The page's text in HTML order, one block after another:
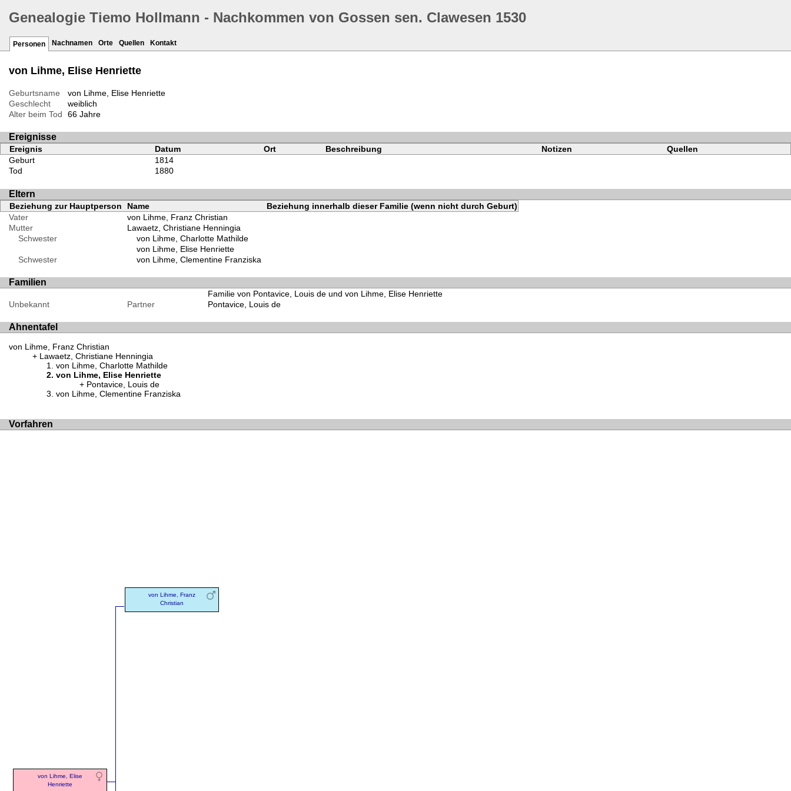
Genealogie Tiemo Hollmann - Nachkommen von Gossen sen. Clawesen 1530
Personen Nachnamen Orte Quellen Kontakt
von Lihme, Elise Henriette
Geburtsname
von Lihme, Elise Henriette
Geschlecht
weiblich
Alter beim Tod
66 Jahre
Ereignisse
Ereignis Datum Ort Beschreibung Notizen
Quellen
Geburt
1814
Tod
1880
Eltern
Beziehung zur Hauptperson Name
Beziehung innerhalb dieser Familie (wenn nicht durch Geburt)
Vater
von Lihme, Franz Christian
Mutter
Lawaetz, Christiane Henningia
Schwester
von Lihme, Charlotte Mathilde
von Lihme, Elise Henriette
Schwester
von Lihme, Clementine Franziska
Familien
Familie von Pontavice, Louis de und von Lihme, Elise Henriette
Unbekannt
Partner Pontavice, Louis de
Ahnentafel
von Lihme, Franz Christian
Lawaetz, Christiane Henningia
von Lihme, Charlotte Mathilde
von Lihme, Elise Henriette
Pontavice, Louis de
von Lihme, Clementine Franziska
Vorfahren
von Lihme, Elise
Henriette
von Lihme, Franz
Christian